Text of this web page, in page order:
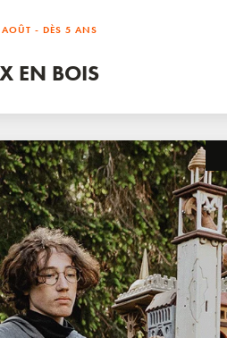
- DÈS 5 ANS
EN BOIS